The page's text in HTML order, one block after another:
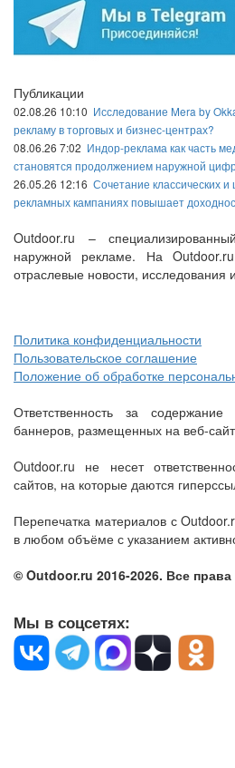
Публикации
02.08.26 10:10 Исследование Mera by
рекламу в торговых и бизнес-центрах?
08.06.26 7:02 Индор-реклама как часть
становятся продолжением наружной
26.05.26 12:16 Сочетание классических
рекламных кампаниях повышает
Outdoor.ru –
наружной рекламе. На Outdoor.ru
отраслевые новости, исследования
Политика конфиденциальности
Пользовательское соглашение
Положение об обработке
Ответственность за
баннеров, размещенных на веб-
Outdoor.ru не несет
сайтов, на которые даются
Перепечатка материалов с
в любом объёме с указанием
© Outdoor.ru 2016-2026. Все
Мы в соцсетях: